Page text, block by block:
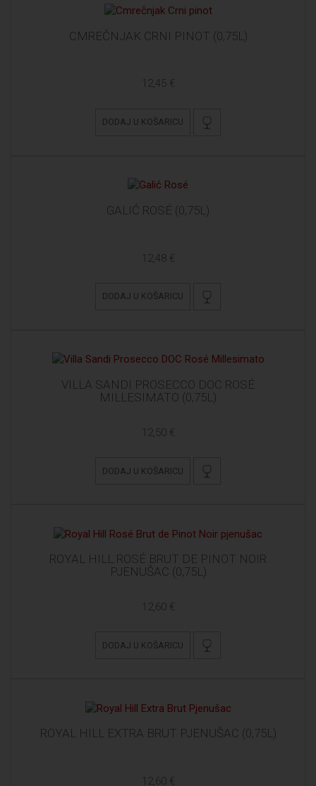
CMREČNJAK CRNI PINOT (0,75L)
12,45 €
DODAJ U KOŠARICU
GALIĆ ROSÉ (0,75L)
12,48 €
DODAJ U KOŠARICU
VILLA SANDI PROSECCO DOC ROSÉ
MILLESIMATO (0,75L)
12,50 €
DODAJ U KOŠARICU
ROYAL HILL ROSÉ BRUT DE PINOT NOIR
PJENUŠAC (0,75L)
12,60 €
DODAJ U KOŠARICU
ROYAL HILL EXTRA BRUT PJENUŠAC (0,75L)
12,60 €